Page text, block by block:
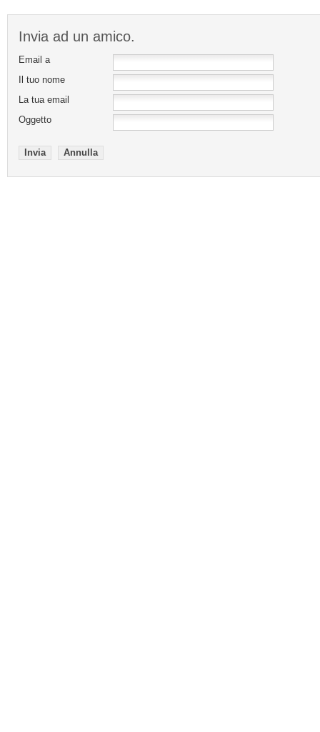
Invia ad un amico.
Email a
Il tuo nome
La tua email
Oggetto
Invia Annulla